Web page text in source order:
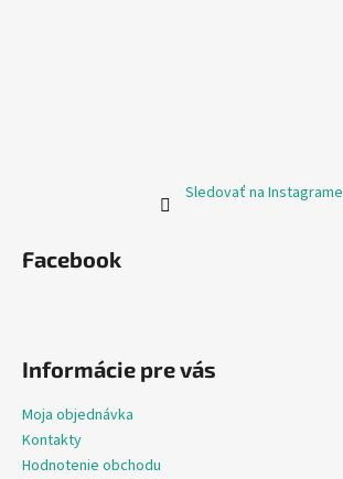
Sledovať na Instagrame
Facebook
Informácie pre vás
Moja objednávka
Kontakty
Hodnotenie obchodu